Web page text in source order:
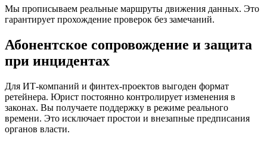
Мы прописываем реальные маршруты движения данных. Это
гарантирует прохождение проверок без замечаний.
Абонентское сопровождение и защита
при инцидентах
Для ИТ-компаний и финтех-проектов выгоден формат
ретейнера. Юрист постоянно контролирует изменения в
законах. Вы получаете поддержку в режиме реального
времени. Это исключает простои и внезапные предписания
органов власти.